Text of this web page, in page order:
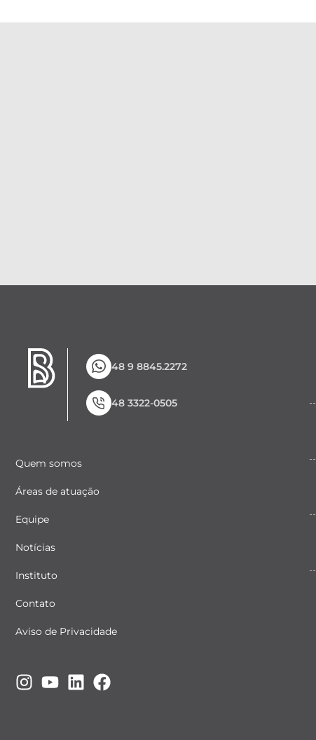
48 9 8845.2272
48 3322-0505
Quem somos
Áreas de atuação
Equipe
Notícias
Instituto
Contato
Aviso de Privacidade